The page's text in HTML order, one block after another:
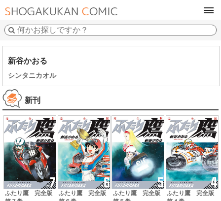
新谷かおる
シンタニカオル
新刊
ふたり鷹 完全版
ふたり鷹 完全版
ふたり鷹 完全版
ふたり鷹 完全版